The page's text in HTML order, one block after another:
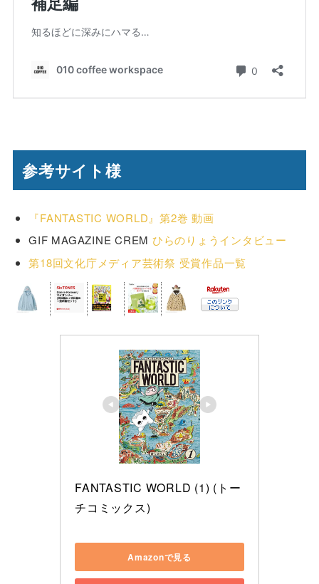
参考サイト様
『FANTASTIC WORLD』第2巻 動画
GIF MAGAZINE CREM ひらのりょうインタビュー
第18回文化庁メディア芸術祭 受賞作品一覧
FANTASTIC WORLD (1) (トー
チコミックス)
Amazonで見る